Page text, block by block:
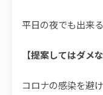
平日の夜でも出来
【提案してはダメ
コロナの感染を避